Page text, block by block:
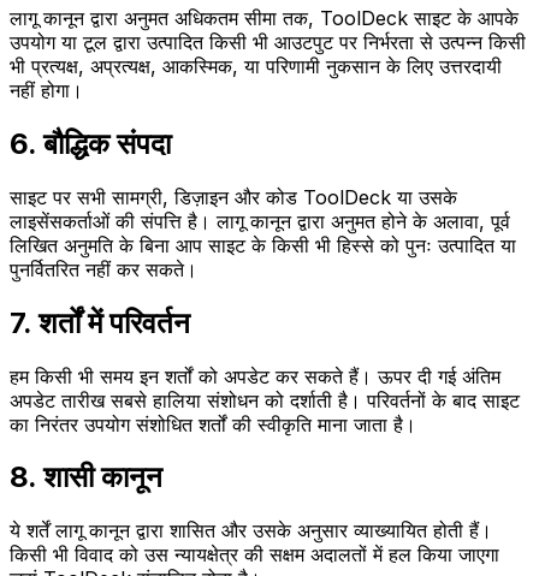
लागू कानून द्वारा अनुमत अधिकतम सीमा तक, ToolDeck साइट के आपके
उपयोग या टूल द्वारा उत्पादित किसी भी आउटपुट पर निर्भरता से उत्पन्न किसी
भी प्रत्यक्ष, अप्रत्यक्ष, आकस्मिक, या परिणामी नुकसान के लिए उत्तरदायी
नहीं होगा।
6. बौद्धिक संपदा
साइट पर सभी सामग्री, डिज़ाइन और कोड ToolDeck या उसके
लाइसेंसकर्ताओं की संपत्ति है। लागू कानून द्वारा अनुमत होने के अलावा, पूर्व
लिखित अनुमति के बिना आप साइट के किसी भी हिस्से को पुनः उत्पादित या
पुनर्वितरित नहीं कर सकते।
7. शर्तों में परिवर्तन
हम किसी भी समय इन शर्तों को अपडेट कर सकते हैं। ऊपर दी गई अंतिम
अपडेट तारीख सबसे हालिया संशोधन को दर्शाती है। परिवर्तनों के बाद साइट
का निरंतर उपयोग संशोधित शर्तों की स्वीकृति माना जाता है।
8. शासी कानून
ये शर्तें लागू कानून द्वारा शासित और उसके अनुसार व्याख्यायित होती हैं।
किसी भी विवाद को उस न्यायक्षेत्र की सक्षम अदालतों में हल किया जाएगा